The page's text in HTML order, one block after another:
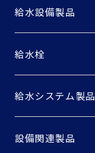
給水設備製品
給水栓
給水システム製品
設備関連製品